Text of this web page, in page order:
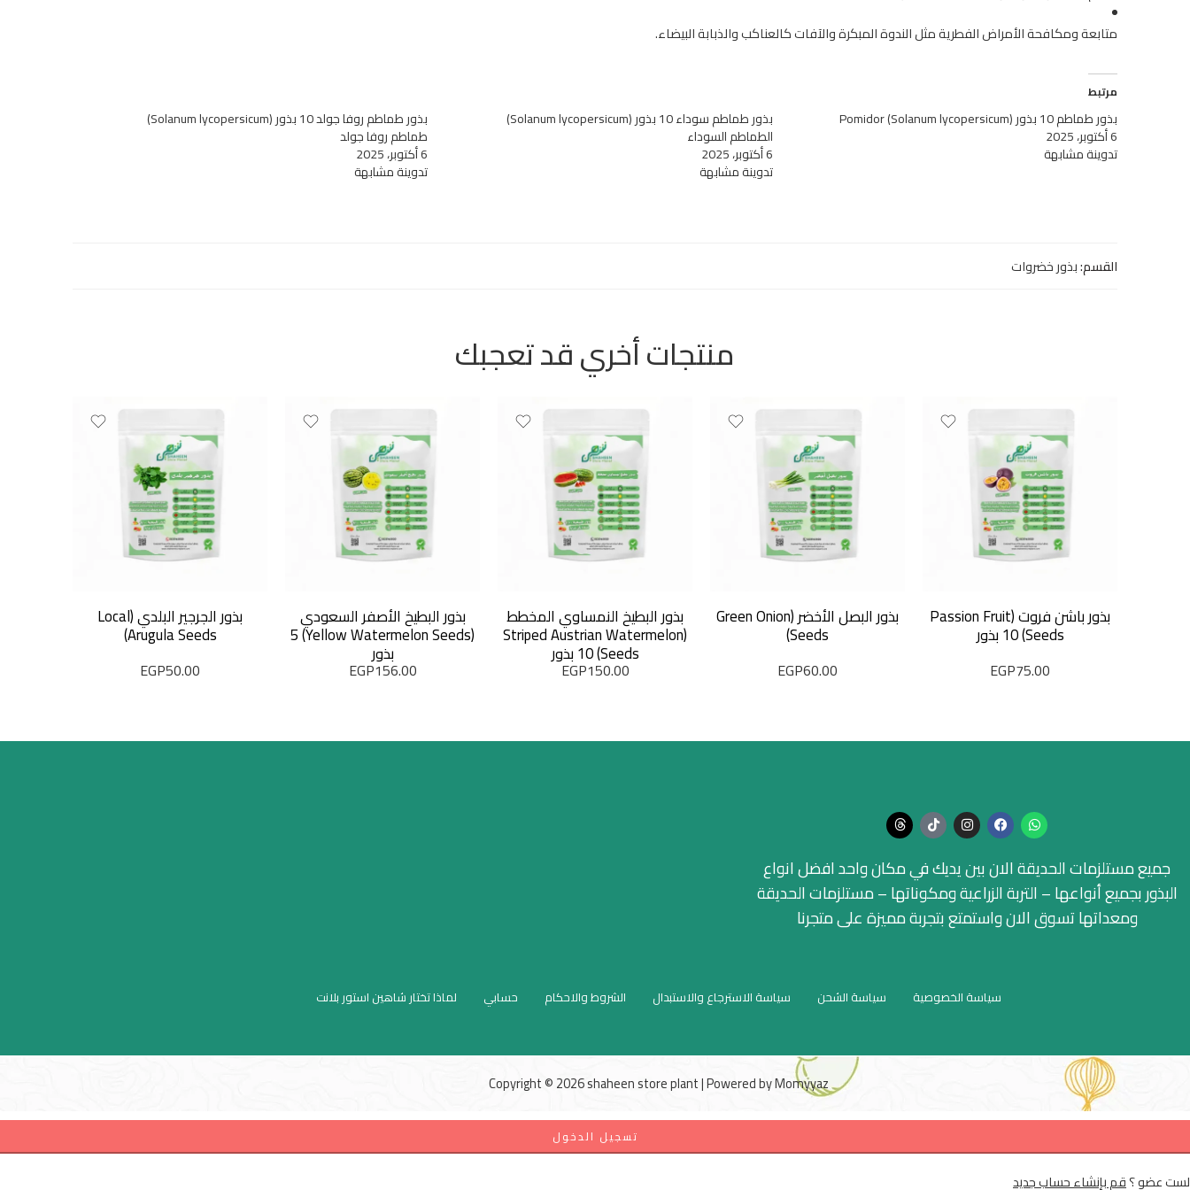
متابعة ومكافحة الأمراض الفطرية مثل الندوة المبكرة والآفات كالعناكب والذبابة البيضاء.
مرتبط
بذور طماطم 10 بذور (Solanum lycopersicum) Pomidor
6 أكتوبر، 2025
تدوينة مشابهة
بذور طماطم سوداء 10 بذور (Solanum lycopersicum)
الطماطم السوداء
6 أكتوبر، 2025
تدوينة مشابهة
بذور طماطم روفا جولد 10 بذور (Solanum lycopersicum)
طماطم روفا جولد
6 أكتوبر، 2025
تدوينة مشابهة
القسم:بذور خضروات
منتجات أخري قد تعجبك
بذور باشن فروت (Passion Fruit
Seeds) 10 بذور
EGP75.00
بذور البصل الأخضر (Green Onion
Seeds)
EGP60.00
بذور البطيخ النمساوي المخطط
(Striped Austrian Watermelon
Seeds) 10 بذور
EGP150.00
بذور البطيخ الأصفر السعودي
(Yellow Watermelon Seeds) 5
بذور
EGP156.00
بذور الجرجير البلدي (Local
Arugula Seeds)
EGP50.00
جميع مستلزمات الحديقة الان بين يديك في مكان واحد افضل انواع
البذور بجميع أنواعها – التربة الزراعية ومكوناتها – مستلزمات الحديقة
ومعداتها تسوق الان واستمتع بتجربة مميزة على متجرنا
سياسة الخصوصية سياسة الشحن سياسة الاسترجاع والاستبدال الشروط والاحكام حسابي لماذا تختار شاهين استور بلانت
Copyright © 2026 shaheen store plant | Powered byMomyyaz
تسجيل الدخول
لست عضو ؟قم بإنشاء حساب جديد